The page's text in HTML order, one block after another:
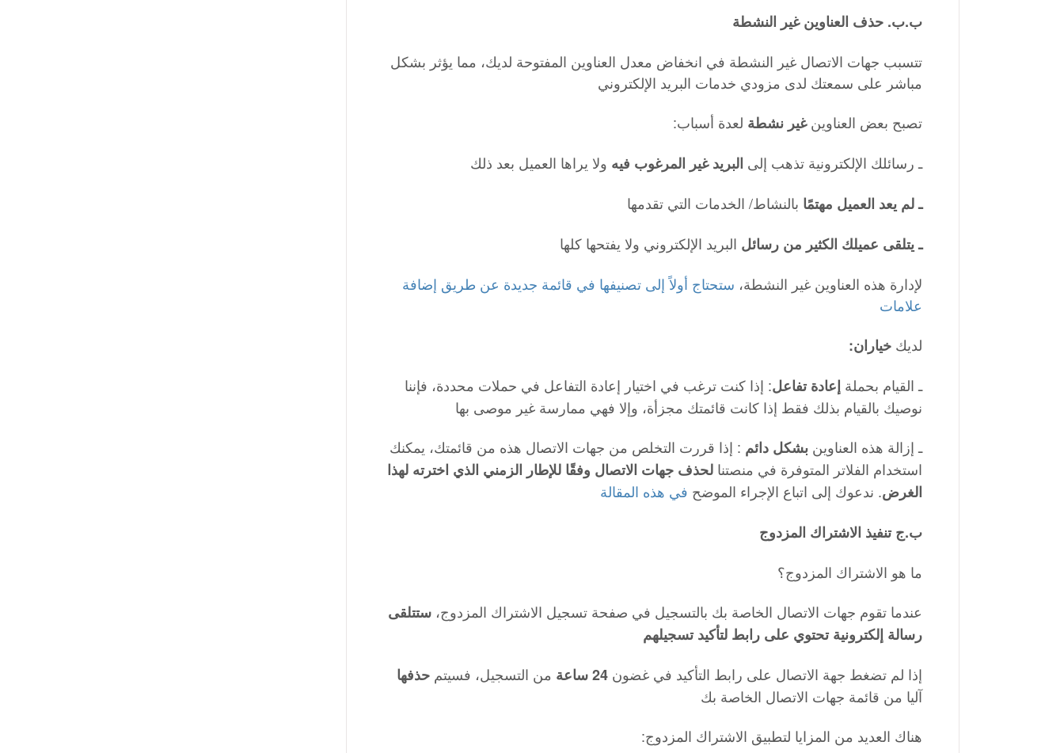
ب.ب. حذف العناوين غير النشطة
تتسبب جهات الاتصال غير النشطة في انخفاض معدل العناوين المفتوحة لديك، مما يؤثر بشكل
مباشر على سمعتك لدى مزودي خدمات البريد الإلكتروني
:تصبح بعض العناوينغير نشطة لعدة أسباب
ـ رسائلك الإلكترونية تذهب إلى البريد غير المرغوب فيه ولا يراها العميل بعد ذلك
ـ لم يعد العميل مهتمًا بالنشاط/ الخدمات التي تقدمها
ـ يتلقى عميلك الكثير من رسائل البريد الإلكتروني ولا يفتحها كلها
لإدارة هذه العناوين غير النشطة، ستحتاج أولاً إلى تصنيفها في قائمة جديدة عن طريق إضافة
علامات
:
لديك خياران
ـ القيام بحملة إعادة تفاعل: إذا كنت ترغب في اختيار إعادة التفاعل في حملات محددة، فإننا
نوصيك بالقيام بذلك فقط إذا كانت قائمتك مجزأة، وإلا فهي ممارسة غير موصى بها
ـ إزالة هذه العناوين بشكل دائم : إذا قررت التخلص من جهات الاتصال هذه من قائمتك، يمكنك
استخدام الفلاتر المتوفرة في منصتنا لحذف جهات الاتصال وفقًا للإطار الزمني الذي اخترته لهذا
الغرض. ندعوك إلى اتباع الإجراء الموضح في هذه المقالة
ب.ج تنفيذ الاشتراك المزدوج
ما هو الاشتراك المزدوج؟
عندما تقوم جهات الاتصال الخاصة بك بالتسجيل في صفحة تسجيل الاشتراك المزدوج، ستتلقى
رسالة إلكترونية تحتوي على رابط لتأكيد تسجيلهم
إذا لم تضغط جهة الاتصال على رابط التأكيد في غضون 24 ساعة من التسجيل، فسيتم حذفها
آليا من قائمة جهات الاتصال الخاصة بك
:هناك العديد من المزايا لتطبيق الاشتراك المزدوج